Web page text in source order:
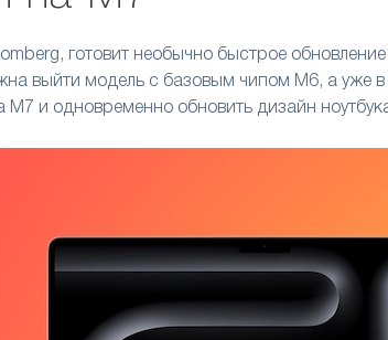
готовит необычно быстрое
выйти модель с базовым чипом M6, а уже
M7 и одновременно обновить дизайн